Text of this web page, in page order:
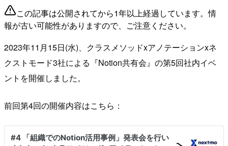
この記事は公開されてから1年以上経過しています。情
報が古い可能性がありますので、ご注意ください。
2023年11月15日(水)、クラスメソッドxアノテーションxネ
クストモード3社による『Notion共有会』の第5回社内イベ
ントを開催しました。
前回第4回の開催内容はこちら：